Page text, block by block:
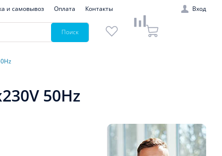
и самовывоз Оплата Контакты Вход
Поиск
50Hz